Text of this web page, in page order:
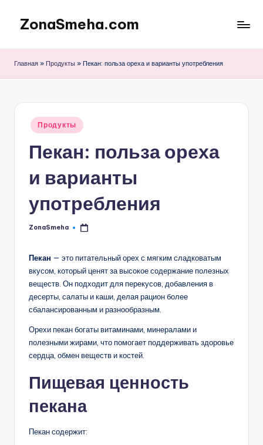
Перейти
содержимому
ZonaSmeha.com
Правильное
Главная » Продукты » Пекан: польза ореха и варианты употребления
Опубликовано
Продукты
Пекан: польза ореха
и варианты
употребления
Запись
ZonaSmeha
Пекан — это питательный орех с мягким сладковатым
вкусом, который ценят за высокое содержание полезных
веществ. Он подходит для перекусов, добавления в
десерты, салаты и каши, делая рацион более
сбалансированным и разнообразным.
Орехи пекан богаты витаминами, минералами и
полезными жирами, что помогает поддерживать здоровье
сердца, обмен веществ и костей.
Пищевая ценность
пекана
Пекан содержит: